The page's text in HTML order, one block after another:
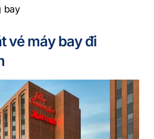
bay
vé máy bay đi